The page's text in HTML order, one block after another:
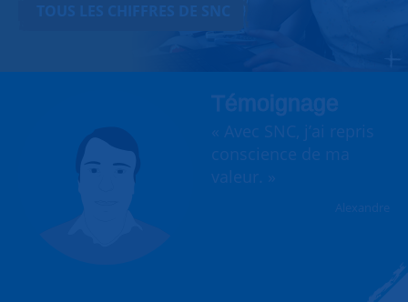
TOUS LES CHIFFRES DE SNC
Témoignage
« Avec SNC, j’ai repris
conscience de ma
valeur. »
Alexandre